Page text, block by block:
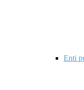
Enti